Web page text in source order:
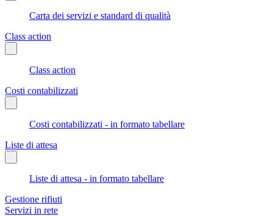
Carta dei servizi e standard di qualità
Class action
Class action
Costi contabilizzati
Costi contabilizzati - in formato tabellare
Liste di attesa
Liste di attesa - in formato tabellare
Gestione rifiuti
Servizi in rete